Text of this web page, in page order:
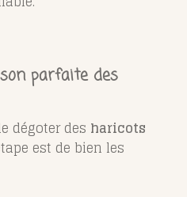
parfaite des
dégoter des haricots
est de bien les